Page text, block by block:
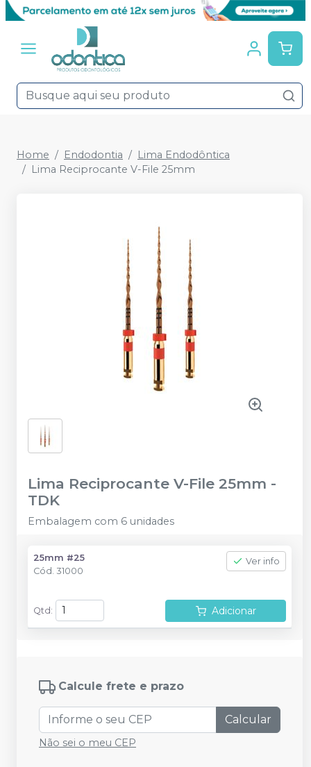
Home Endodontia
Lima Endodôntica
Lima Reciprocante V-File 25mm
Lima Reciprocante V-File 25mm -
TDK
Embalagem com 6 unidades
25mm #25
Cód. 31000
Ver info
Qtd : Adicionar
Calcule frete e prazo
Calcular
Não sei o meu CEP